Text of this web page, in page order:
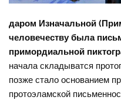
даром Изначальной
человечеству была
примордиальной
начала складыватся
позже стало основанием
протоэламской